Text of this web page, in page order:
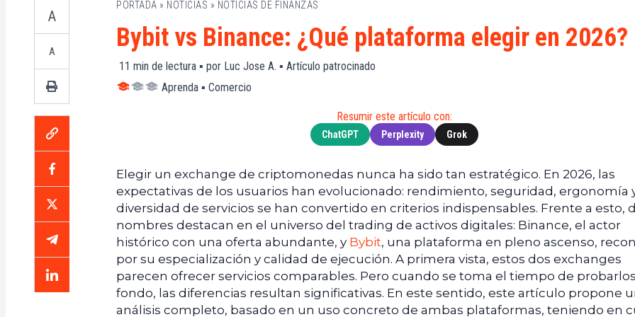
Exchanges
Noticias
Tec
Finanzas
Noticias
de
Web3
XRP
(XRP)
(DOGE)
Compra
Guía
Guías
de
Trading
A
A
PORTADA » NOTICIAS » NOTICIAS DE FINANZAS
Bybit vs Binance: ¿Qué plataforma elegir en 2026?
11 min de lectura ▪ por Luc Jose A. ▪ Artículo patrocinado
Aprenda ▪ Comercio
Resumir este artículo con:
ChatGPT Perplexity Grok
Elegir un exchange de criptomonedas nunca ha sido tan estratégico. En 2026, las
expectativas de los usuarios han evolucionado: rendimiento, seguridad, ergonomía
diversidad de servicios se han convertido en criterios indispensables. Frente a esto,
nombres destacan en el universo del trading de activos digitales: Binance, el actor
histórico con una oferta abundante, y Bybit, una plataforma en pleno ascenso,
por su especialización y calidad de ejecución. A primera vista, estos dos exchanges
parecen ofrecer servicios comparables. Pero cuando se toma el tiempo de
fondo, las diferencias resultan significativas. En este sentido, este artículo propone
análisis completo, basado en un uso concreto de ambas plataformas, teniendo en